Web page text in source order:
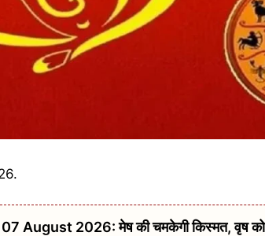
August 2026: मेष की चमकेगी किस्मत, वृष को